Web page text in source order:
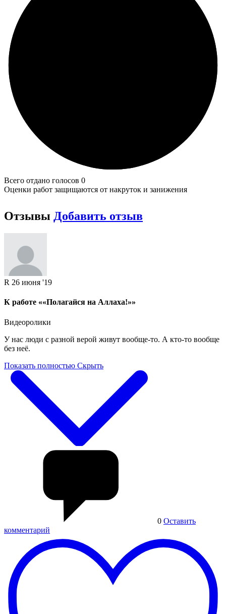
Всего отдано голосов 0
Оценки работ защищаются от накруток и занижения
Отзывы Добавить отзыв
R 26 июня '19
К работе ««Полагайся на Аллаха!»»
Видеоролики
У нас люди с разной верой живут вообще-то. А кто-то вообще
без неё.
Показать полностью Скрыть
0 Оставить
комментарий